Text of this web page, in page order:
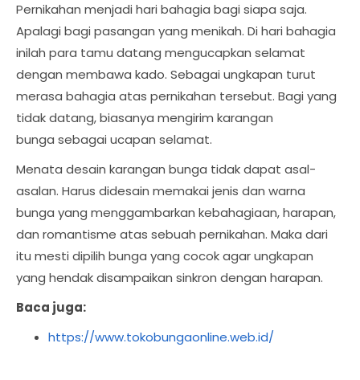
Pernikahan menjadi hari bahagia bagi siapa saja.
Apalagi bagi pasangan yang menikah. Di hari bahagia
inilah para tamu datang mengucapkan selamat
dengan membawa kado. Sebagai ungkapan turut
merasa bahagia atas pernikahan tersebut. Bagi yang
tidak datang, biasanya mengirim karangan
bunga sebagai ucapan selamat.
Menata desain karangan bunga tidak dapat asal-
asalan. Harus didesain memakai jenis dan warna
bunga yang menggambarkan kebahagiaan, harapan,
dan romantisme atas sebuah pernikahan. Maka dari
itu mesti dipilih bunga yang cocok agar ungkapan
yang hendak disampaikan sinkron dengan harapan.
Baca juga:
https://www.tokobungaonline.web.id/